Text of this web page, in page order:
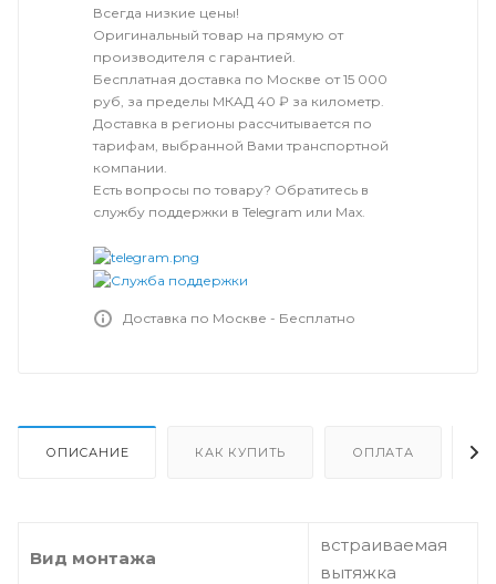
Всегда низкие цены!
Оригинальный товар на прямую от
производителя с гарантией.
Бесплатная доставка по Москве от 15 000
руб, за пределы МКАД 40 ₽ за километр.
Доставка в регионы рассчитывается по
тарифам, выбранной Вами транспортной
компании.
Есть вопросы по товару? Обратитесь в
службу поддержки в Telegram или Max.
Доставка по Москве - Бесплатно
ОПИСАНИЕ КАК КУПИТЬ ОПЛАТА
Вид монтажа
встраиваемая
вытяжка